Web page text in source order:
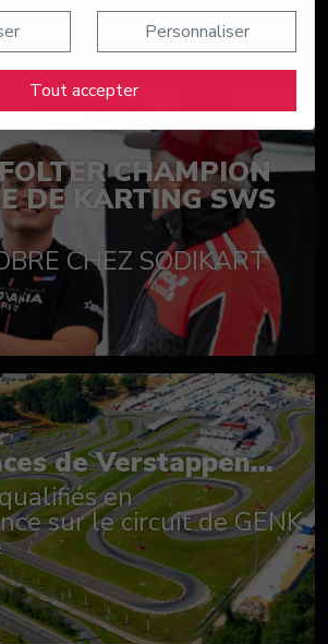
Personnaliser
Tout accepter
actualités
CHAMPION
DE KARTING SWS
CHEZ SODIKART
de Verstappen...
en
sur le circuit de GENK